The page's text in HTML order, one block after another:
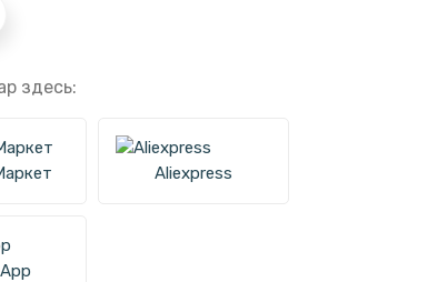
здесь:
Aliexpress